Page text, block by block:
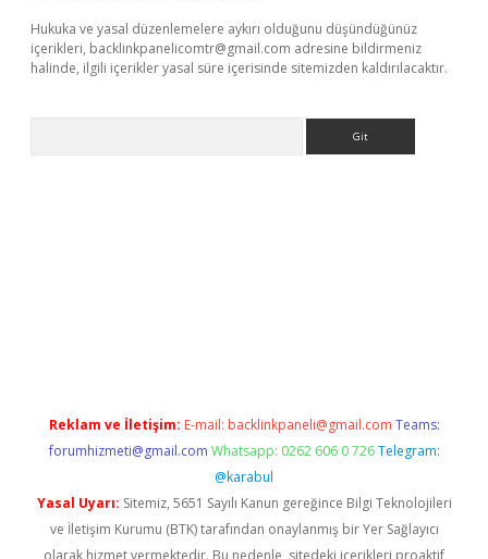
Hukuka ve yasal düzenlemelere aykırı olduğunu düşündüğünüz
içerikleri, backlinkpanelicomtr@gmail.com adresine bildirmeniz
halinde, ilgili içerikler yasal süre içerisinde sitemizden kaldırılacaktır.
Reklam ve İletişim: E-mail: backlinkpaneli@gmail.com Teams:
forumhizmeti@gmail.com Whatsapp: 0262 606 0 726 Telegram:
@karabul
Yasal Uyarı: Sitemiz, 5651 Sayılı Kanun gereğince Bilgi Teknolojileri
ve İletişim Kurumu (BTK) tarafından onaylanmış bir Yer Sağlayıcı
olarak hizmet vermektedir. Bu nedenle, sitedeki içerikleri proaktif